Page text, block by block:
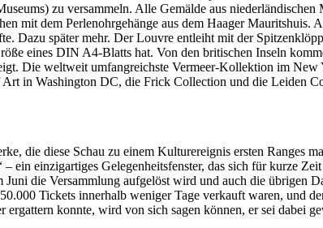
zu versammeln. Alle Gemälde aus
mit dem Perlenohrgehänge aus dem Haager
Dazu später mehr. Der Louvre entleiht mit der
eines DIN A4-Blatts hat. Von den britischen Inseln
Die weltweit umfangreichste Vermeer-Kollektion im
in Washington DC, die Frick Collection und die Leiden
die diese Schau zu einem Kulturereignis ersten Ranges
– ein einzigartiges Gelegenheitsfenster, das sich für kurze
die Versammlung aufgelöst wird und auch die übrigen
Tickets innerhalb weniger Tage verkauft waren, und
ergattern konnte, wird von sich sagen können, er sei dabei